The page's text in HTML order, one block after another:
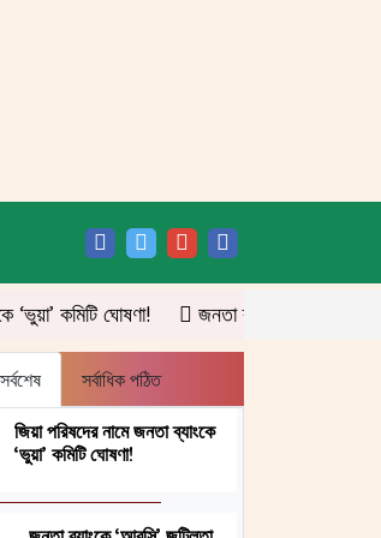
ঘোষণা! জনতা ব্যাংকে ‘আরসি’ জটিলতা,
সর্বশেষ সর্বাধিক পঠিত
জিয়া পরিষদের নামে জনতা ব্যাংকে
‘ভুয়া’ কমিটি ঘোষণা!